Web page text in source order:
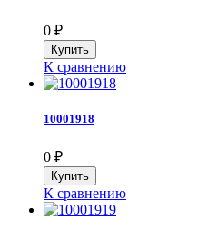
0 ₽
К сравнению
10001918
0 ₽
К сравнению